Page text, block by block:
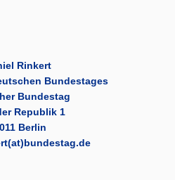
Rinkert
Bundestages
Bundestag
Republik 1
Berlin